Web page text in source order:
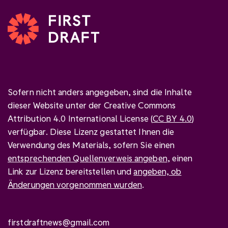
Sofern nicht anders angegeben, sind die Inhalte
dieser Website unter der Creative Commons
Attribution 4.0 International License (CC BY 4.0)
verfügbar. Diese Lizenz gestattet Ihnen die
Verwendung des Materials, sofern Sie einen
entsprechenden Quellenverweis angeben, einen
Link zur Lizenz bereitstellen undangeben, ob
Änderungen vorgenommen wurden.
firstdraftnews@gmail.com